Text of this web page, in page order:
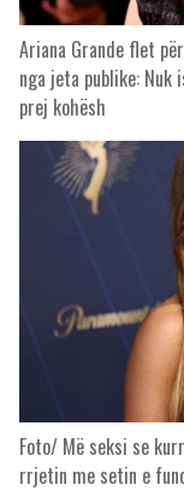
Ariana Grande flet
nga jeta publike:
prej kohësh
Foto/ Më seksi se
rrjetin me setin e